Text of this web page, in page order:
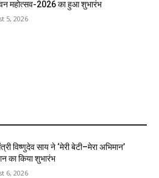
वन महोत्सव-2026 का हुआ शुभारंभ
5, 2026
विष्णुदेव साय ने ‘मेरी बेटी–मेरा अभिमान’
का किया शुभारंभ
6, 2026